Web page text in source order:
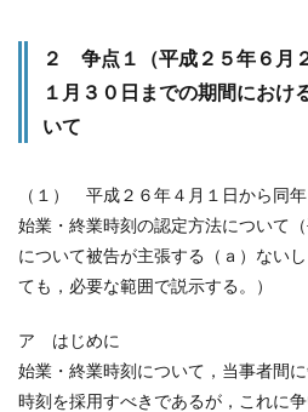
２ 争点１（平成２５年６月
１月３０日までの期間におけ
いて
（１） 平成２６年４月１日から同
始業・終業時刻の認定方法について
について被告が主張する（ａ）ない
ても，必要な範囲で説示する。）
ア はじめに
始業・終業時刻について，当事者間
時刻を採用すべきであるが，これに